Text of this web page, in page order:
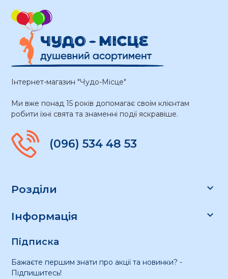
Інтернет-магазин "Чудо-Місце"
Ми вже понад 15 років допомагає своїм клієнтам
робити їхні свята та знаменні події яскравіше.
(096) 534 48 53
Розділи 
Інформація 
Підписка
Бажаєте першим знати про акції та новинки? -
Підпишитесь!